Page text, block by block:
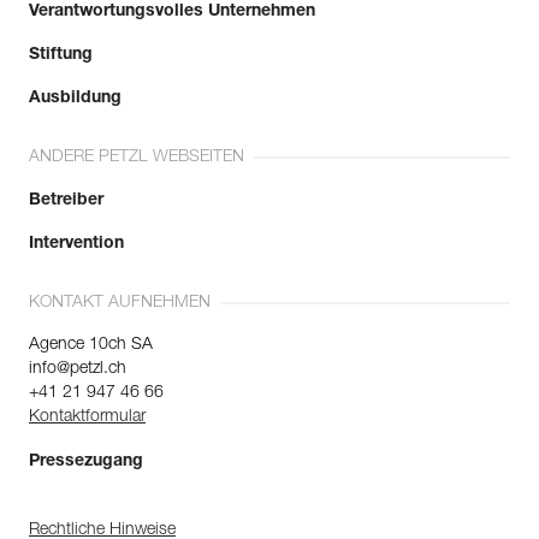
Verantwortungsvolles Unternehmen
Stiftung
Ausbildung
ANDERE PETZL WEBSEITEN
Betreiber
Intervention
KONTAKT AUFNEHMEN
Agence 10ch SA
info@petzl.ch
+41 21 947 46 66
Kontaktformular
Pressezugang
Rechtliche Hinweise